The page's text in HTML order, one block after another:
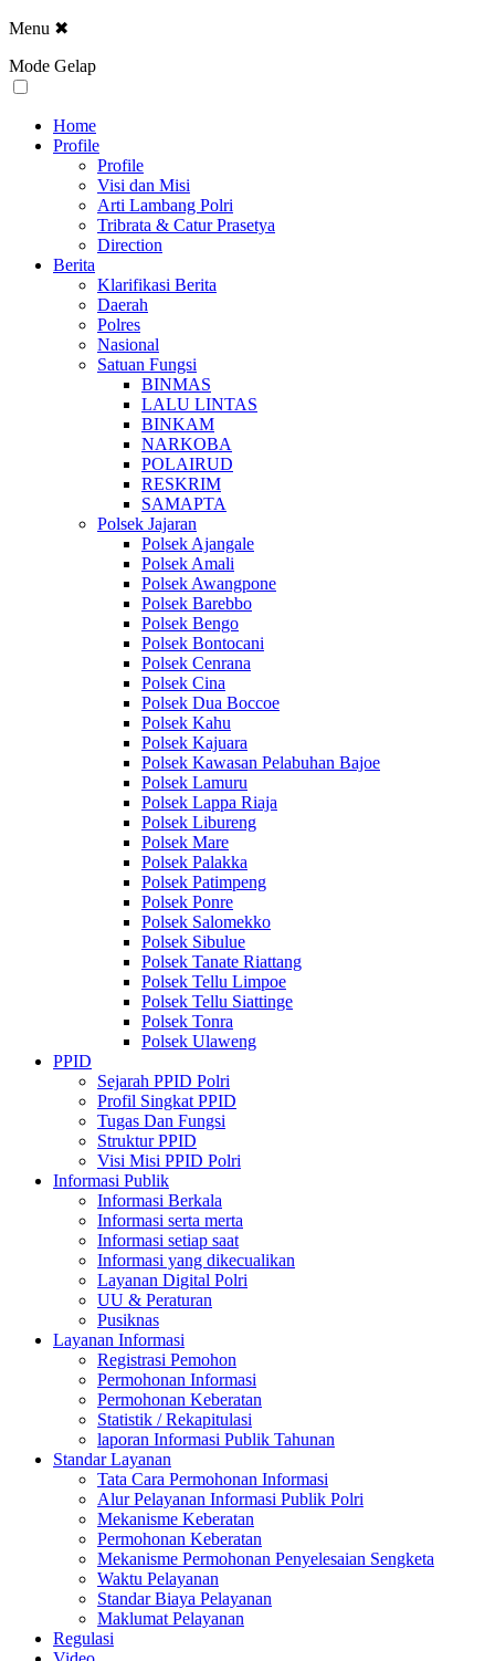
Menu ✖
Mode Gelap
Home
Profile
Profile
Visi dan Misi
Arti Lambang Polri
Tribrata & Catur Prasetya
Direction
Berita
Klarifikasi Berita
Daerah
Polres
Nasional
Satuan Fungsi
BINMAS
LALU LINTAS
BINKAM
NARKOBA
POLAIRUD
RESKRIM
SAMAPTA
Polsek Jajaran
Polsek Ajangale
Polsek Amali
Polsek Awangpone
Polsek Barebbo
Polsek Bengo
Polsek Bontocani
Polsek Cenrana
Polsek Cina
Polsek Dua Boccoe
Polsek Kahu
Polsek Kajuara
Polsek Kawasan Pelabuhan Bajoe
Polsek Lamuru
Polsek Lappa Riaja
Polsek Libureng
Polsek Mare
Polsek Palakka
Polsek Patimpeng
Polsek Ponre
Polsek Salomekko
Polsek Sibulue
Polsek Tanate Riattang
Polsek Tellu Limpoe
Polsek Tellu Siattinge
Polsek Tonra
Polsek Ulaweng
PPID
Sejarah PPID Polri
Profil Singkat PPID
Tugas Dan Fungsi
Struktur PPID
Visi Misi PPID Polri
Informasi Publik
Informasi Berkala
Informasi serta merta
Informasi setiap saat
Informasi yang dikecualikan
Layanan Digital Polri
UU & Peraturan
Pusiknas
Layanan Informasi
Registrasi Pemohon
Permohonan Informasi
Permohonan Keberatan
Statistik / Rekapitulasi
laporan Informasi Publik Tahunan
Standar Layanan
Tata Cara Permohonan Informasi
Alur Pelayanan Informasi Publik Polri
Mekanisme Keberatan
Permohonan Keberatan
Mekanisme Permohonan Penyelesaian Sengketa
Waktu Pelayanan
Standar Biaya Pelayanan
Maklumat Pelayanan
Regulasi